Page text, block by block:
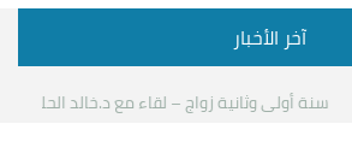
آخر الأخبار
سنة أولى وثانية زواج – لقاء مع د.خالد الحليبي